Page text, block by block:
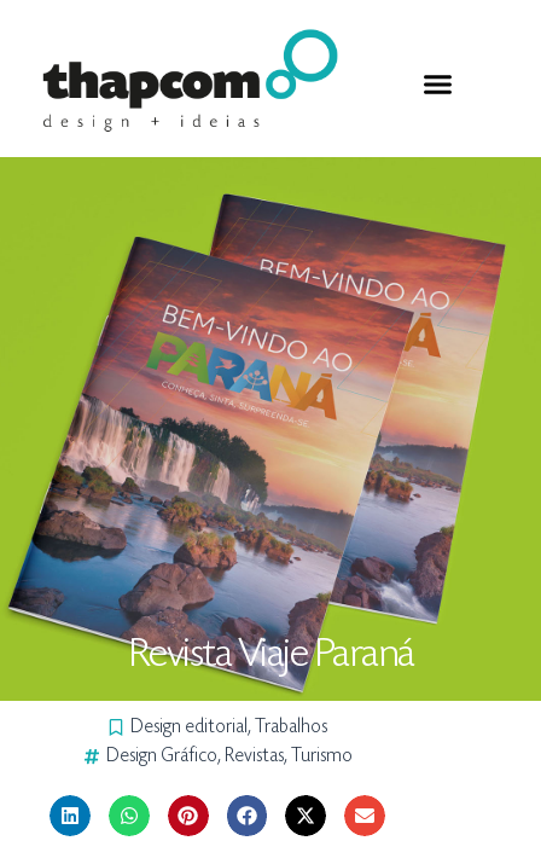
Revista Viaje Paraná
Design editorial ,
Trabalhos
Design Gráfico, Revistas, Turismo